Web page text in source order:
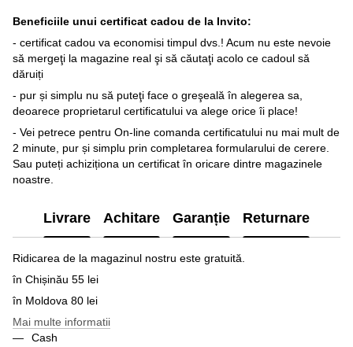
Beneficiile unui certificat cadou de la Invito:
- certificat cadou va economisi timpul dvs.! Acum nu este nevoie
să mergeţi la magazine real şi să căutaţi acolo ce cadoul să
dăruiți
- pur și simplu nu să puteţi face o greşeală în alegerea sa,
deoarece proprietarul certificatului va alege orice îi place!
- Vei petrece pentru On-line comanda certificatului nu mai mult de
2 minute, pur și simplu prin completarea formularului de cerere.
Sau puteți achiziționa un certificat în oricare dintre magazinele
noastre.
Livrare Achitare Garanție Returnare
Ridicarea de la magazinul nostru este gratuită.
în Chișinău 55 lei
în Moldova 80 lei
Mai multe informatii
Cash